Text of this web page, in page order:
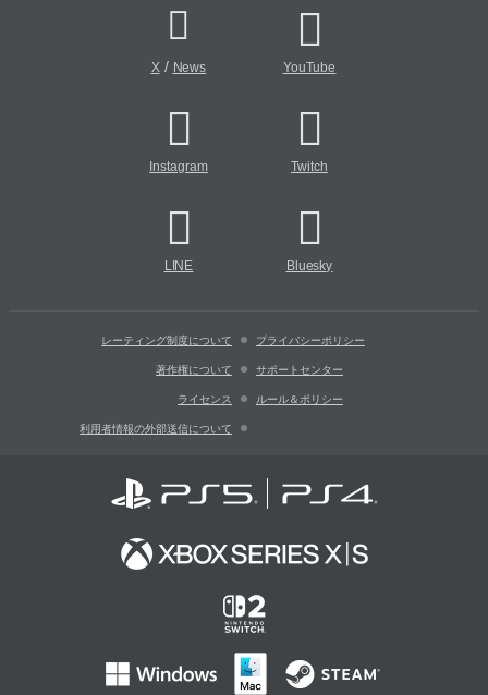
X/ News YouTube
Instagram Twitch
LINE Bluesky
レーティング制度について プライバシーポリシー
著作権について サポートセンター
ライセンス ルール＆ポリシー
利用者情報の外部送信について